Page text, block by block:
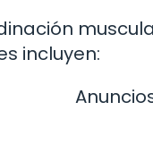
incluyen: